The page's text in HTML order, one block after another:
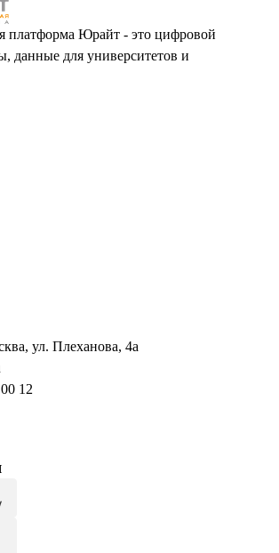
платформа Юрайт - это цифровой
данные для университетов и
ул. Плеханова, 4а
12